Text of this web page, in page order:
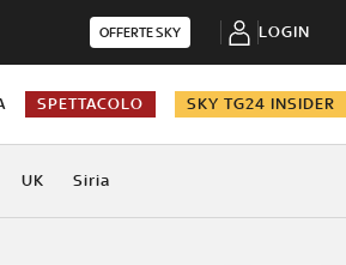
OFFERTE SKY LOGIN
SPETTACOLO SKY TG24 INSIDER
UK Siria